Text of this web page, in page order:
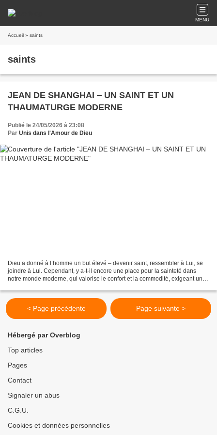
MENU
Accueil » saints
saints
JEAN DE SHANGHAI ‒ UN SAINT ET UN
THAUMATURGE MODERNE
Publié le 24/05/2026 à 23:08
Par Unis dans l'Amour de Dieu
Dieu a donné à l’homme un but élevé ‒ devenir saint, ressembler à Lui, se
joindre à Lui. Cependant, y a-t-il encore une place pour la sainteté dans
notre monde moderne, qui valorise le confort et la commodité, exigeant un
< Page précédente Page suivante >
Hébergé par Overblog
Top articles
Pages
Contact
Signaler un abus
C.G.U.
Cookies et données personnelles